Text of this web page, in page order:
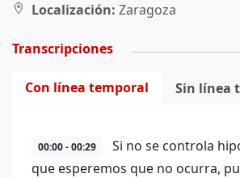
Localización: Zaragoza
Transcripciones
Con línea temporal Sin línea
00:00 - 00:29
Si no se controla
que esperemos que no ocurra,